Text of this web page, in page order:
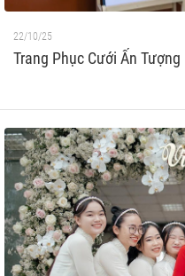
22/10/25
Trang Phục Cưới Ấn